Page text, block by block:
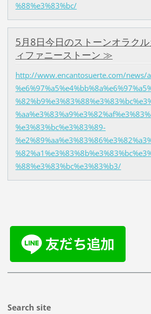
%88%e3%83%bc/
5月8日今日のストーンオラク
ィファニーストーン ≫
http://www.encantosuerte.com/news/
%e3%83%bc%e3%83%89-
%88%e3%83%bc%e3%83%b3/
Search site